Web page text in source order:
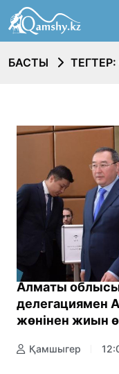
БАСТЫ
Алматы
делегациямен
жөнінен жиын
Қамшыгер